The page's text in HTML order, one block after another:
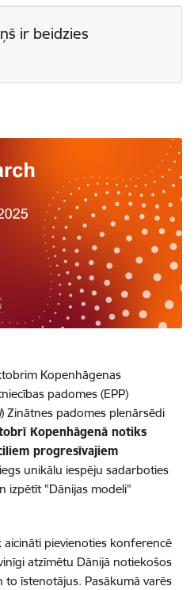
ir beidzies
Kopenhāgenas
padomes (EPP)
) Zinātnes padomes plenārsēdi
Kopenhāgenā notiks
progresīvajiem
unikālu iespēju sadarboties
izpētīt "Dānijas modeli"
pievienoties konferencē
atzīmētu Dānijā notiekošos
īstenotājus. Pasākumā varēs